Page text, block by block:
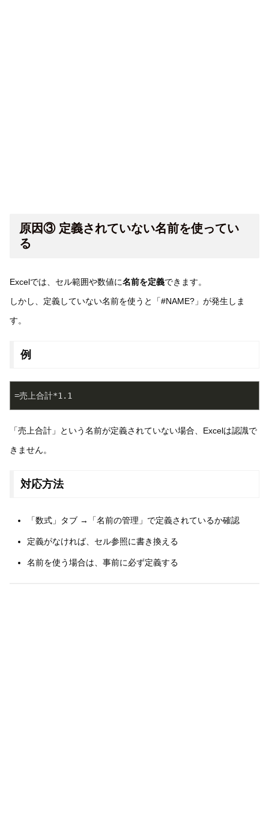
原因③ 定義されていない名前を使ってい
る
Excelでは、セル範囲や数値に名前を定義できます。
しかし、定義していない名前を使うと「#NAME?」が発生しま
す。
例
「売上合計」という名前が定義されていない場合、Excelは認識で
きません。
対応方法
「数式」タブ →「名前の管理」で定義されているか確認
定義がなければ、セル参照に書き換える
名前を使う場合は、事前に必ず定義する